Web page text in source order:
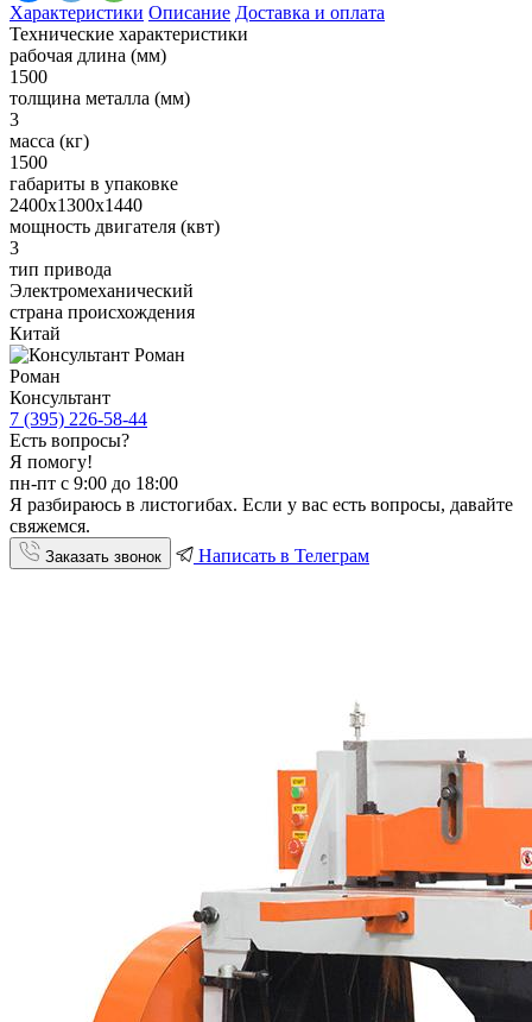
Характеристики Описание Доставка и оплата
Технические характеристики
рабочая длина (мм)
1500
толщина металла (мм)
3
масса (кг)
1500
габариты в упаковке
2400x1300x1440
мощность двигателя (квт)
3
тип привода
Электромеханический
страна происхождения
Китай
Роман
Консультант
7 (395) 226-58-44
Есть вопросы?
Я помогу!
пн-пт с 9:00 до 18:00
Я разбираюсь в листогибах. Если у вас есть вопросы, давайте
свяжемся.
Заказать звонок Написать в Телеграм